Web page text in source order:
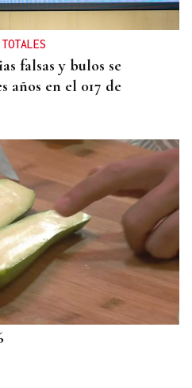
falsas y bulos se
años en el 017 de